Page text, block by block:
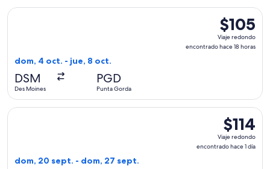
$105
Viaje
redondo,
$105
Viaje redondo
encontrado hace 18 horas
dom, 4 oct. - jue, 8 oct.
DSM
Des Moines
PGD
Punta Gorda
Seleccionar vuelo de Allegiant Air, con salida el dom, 4
$114
Viaje
redondo,
$114
Viaje redondo
encontrado hace 1 día
dom, 20 sept. - dom, 27 sept.
Seleccionar vuelo de Allegiant Air, con salida el dom, 20